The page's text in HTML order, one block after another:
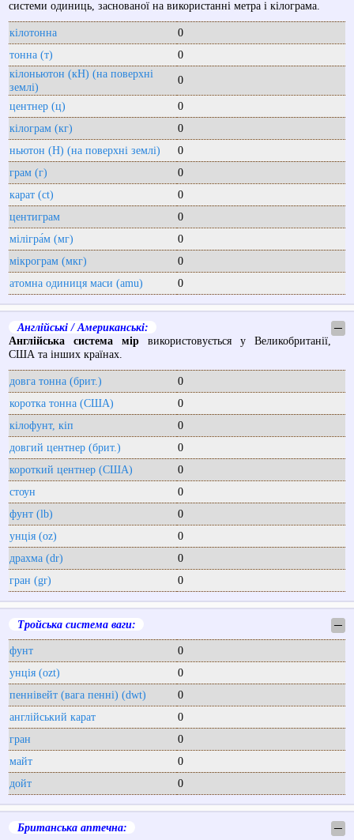
системи одиниць, заснованої на використанні метра і кілограма.
кілотонна
0
тонна (т)
0
кілоньютон (кН) (на поверхні
землі)
0
центнер (ц)
0
кілограм (кг)
0
ньютон (Н) (на поверхні землі)
0
грам (г)
0
карат (ct)
0
центиграм
0
мілігра́м (мг)
0
мікрограм (мкг)
0
атомна одиниця маси (amu)
0
Англійські / Американські:
─
Англійська система мірвикористовується у Великобританії,
США та інших країнах.
довга тонна (брит.)
0
коротка тонна (США)
0
кілофунт, кіп
0
довгий центнер (брит.)
0
короткий центнер (США)
0
стоун
0
фунт (lb)
0
унція (oz)
0
драхма (dr)
0
гран (gr)
0
Тройська система ваги: ─
фунт
0
унція (ozt)
0
пеннівейт (вага пенні) (dwt)
0
англійський карат
0
гран
0
майт
0
дойт
0
Британська аптечна: ─